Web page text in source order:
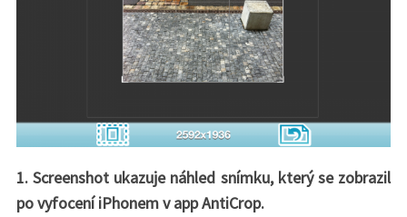
1. Screenshot ukazuje náhled snímku, který se zobrazil
po vyfocení iPhonem v app AntiCrop.